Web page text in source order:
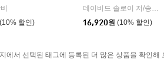
(10% 할인)
데이비드 솔로이 저/송예슬 역
16,920원 (10% 할인)
에서 선택된 태그에 등록된 더 많은 상품을 확인해